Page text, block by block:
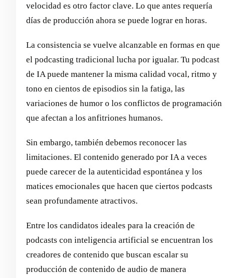
velocidad es otro factor clave. Lo que antes requería
días de producción ahora se puede lograr en horas.
La consistencia se vuelve alcanzable en formas en que
el podcasting tradicional lucha por igualar. Tu podcast
de IA puede mantener la misma calidad vocal, ritmo y
tono en cientos de episodios sin la fatiga, las
variaciones de humor o los conflictos de programación
que afectan a los anfitriones humanos.
Sin embargo, también debemos reconocer las
limitaciones. El contenido generado por IA a veces
puede carecer de la autenticidad espontánea y los
matices emocionales que hacen que ciertos podcasts
sean profundamente atractivos.
Entre los candidatos ideales para la creación de
podcasts con inteligencia artificial se encuentran los
creadores de contenido que buscan escalar su
producción de contenido de audio de manera